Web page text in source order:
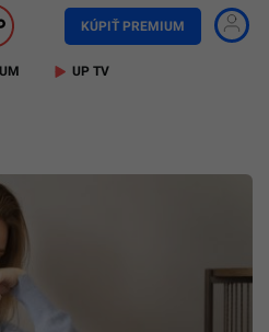
KÚPIŤ PREMIUM
UP TV